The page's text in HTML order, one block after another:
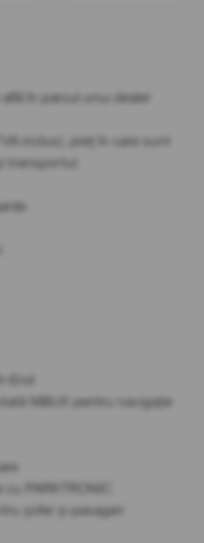
în parcul unui dealer
inclus), preț în care sunt
transportul.
End
MBUX pentru navigație
PARKTRONIC
șofer și pasageri